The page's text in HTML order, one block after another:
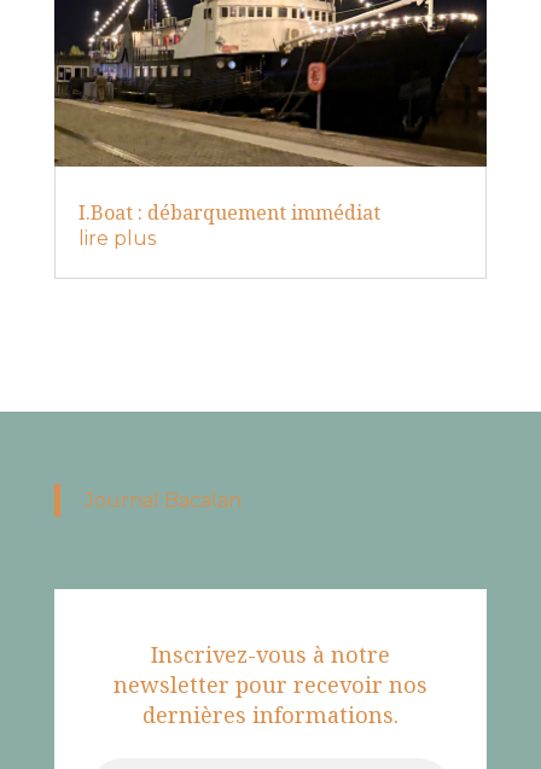
I.Boat : débarquement immédiat
lire plus
Journal Bacalan
Inscrivez-vous à notre
newsletter pour recevoir nos
dernières informations.